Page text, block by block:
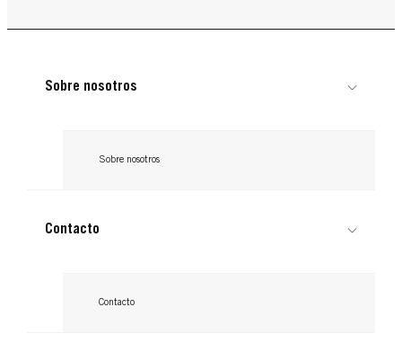
Sobre nosotros
Sobre nosotros
Contacto
Contacto